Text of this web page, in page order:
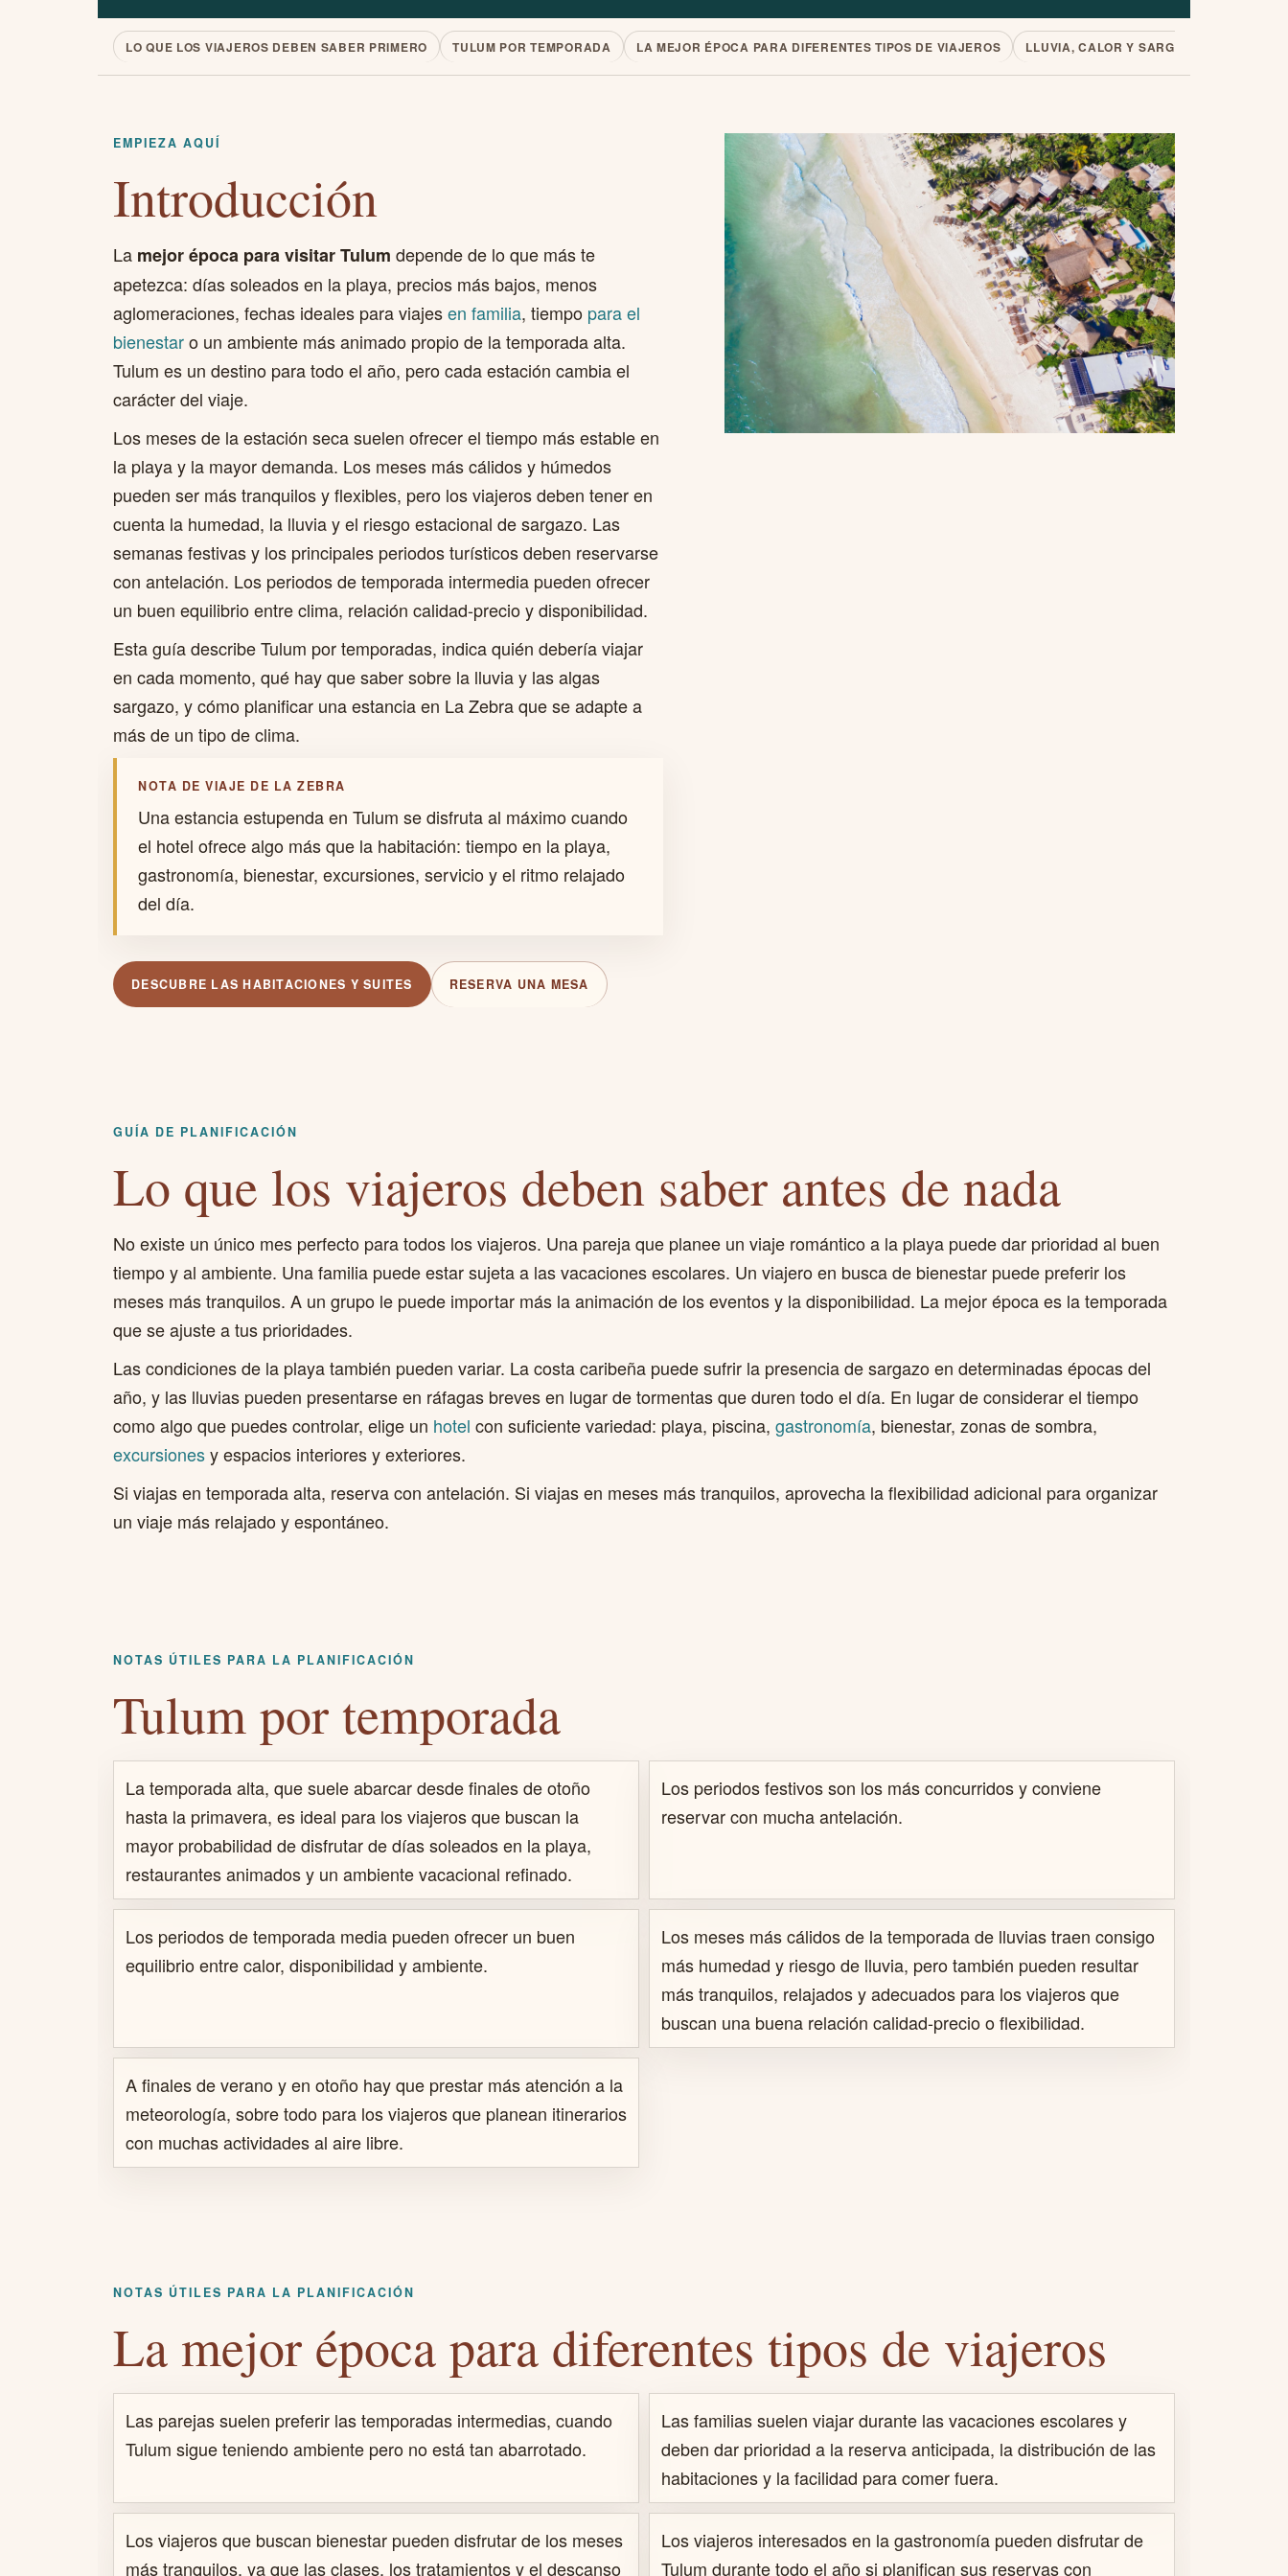
LO QUE LOS VIAJEROS DEBEN SABER PRIMERO TULUM POR TEMPORADA LA MEJOR ÉPOCA PARA DIFERENTES TIPOS DE VIAJEROS LLUVIA, CALOR Y SARGAZO
EMPIEZA AQUÍ
Introducción
La mejor época para visitar Tulum depende de lo que más te
apetezca: días soleados en la playa, precios más bajos, menos
aglomeraciones, fechas ideales para viajesen familia, tiempo para el
bienestaro un ambiente más animado propio de la temporada alta.
Tulum es un destino para todo el año, pero cada estación cambia el
carácter del viaje.
Los meses de la estación seca suelen ofrecer el tiempo más estable en
la playa y la mayor demanda. Los meses más cálidos y húmedos
pueden ser más tranquilos y flexibles, pero los viajeros deben tener en
cuenta la humedad, la lluvia y el riesgo estacional de sargazo. Las
semanas festivas y los principales periodos turísticos deben reservarse
con antelación. Los periodos de temporada intermedia pueden ofrecer
un buen equilibrio entre clima, relación calidad-precio y disponibilidad.
Esta guía describe Tulum por temporadas, indica quién debería viajar
en cada momento, qué hay que saber sobre la lluvia y las algas
sargazo, y cómo planificar una estancia en La Zebra que se adapte a
más de un tipo de clima.
NOTA DE VIAJE DE LA ZEBRA
Una estancia estupenda en Tulum se disfruta al máximo cuando
el hotel ofrece algo más que la habitación: tiempo en la playa,
gastronomía, bienestar, excursiones, servicio y el ritmo relajado
del día.
DESCUBRE LAS HABITACIONES Y SUITES RESERVA UNA MESA
GUÍA DE PLANIFICACIÓN
Lo que los viajeros deben saber antes de nada
No existe un único mes perfecto para todos los viajeros. Una pareja que planee un viaje romántico a la playa puede dar prioridad al buen
tiempo y al ambiente. Una familia puede estar sujeta a las vacaciones escolares. Un viajero en busca de bienestar puede preferir los
meses más tranquilos. A un grupo le puede importar más la animación de los eventos y la disponibilidad. La mejor época es la temporada
que se ajuste a tus prioridades.
Las condiciones de la playa también pueden variar. La costa caribeña puede sufrir la presencia de sargazo en determinadas épocas del
año, y las lluvias pueden presentarse en ráfagas breves en lugar de tormentas que duren todo el día. En lugar de considerar el tiempo
como algo que puedes controlar, elige un hotel con suficiente variedad: playa, piscina, gastronomía, bienestar, zonas de sombra,
excursionesy espacios interiores y exteriores.
Si viajas en temporada alta, reserva con antelación. Si viajas en meses más tranquilos, aprovecha la flexibilidad adicional para organizar
un viaje más relajado y espontáneo.
NOTAS ÚTILES PARA LA PLANIFICACIÓN
Tulum por temporada
La temporada alta, que suele abarcar desde finales de otoño
hasta la primavera, es ideal para los viajeros que buscan la
mayor probabilidad de disfrutar de días soleados en la playa,
restaurantes animados y un ambiente vacacional refinado.
Los periodos festivos son los más concurridos y conviene
reservar con mucha antelación.
Los periodos de temporada media pueden ofrecer un buen
equilibrio entre calor, disponibilidad y ambiente.
Los meses más cálidos de la temporada de lluvias traen consigo
más humedad y riesgo de lluvia, pero también pueden resultar
más tranquilos, relajados y adecuados para los viajeros que
buscan una buena relación calidad-precio o flexibilidad.
A finales de verano y en otoño hay que prestar más atención a la
meteorología, sobre todo para los viajeros que planean itinerarios
con muchas actividades al aire libre.
NOTAS ÚTILES PARA LA PLANIFICACIÓN
La mejor época para diferentes tipos de viajeros
Las parejas suelen preferir las temporadas intermedias, cuando
Tulum sigue teniendo ambiente pero no está tan abarrotado.
Las familias suelen viajar durante las vacaciones escolares y
deben dar prioridad a la reserva anticipada, la distribución de las
habitaciones y la facilidad para comer fuera.
Los viajeros que buscan bienestar pueden disfrutar de los meses
más tranquilos, ya que las clases, los tratamientos y el descanso
Los viajeros interesados en la gastronomía pueden disfrutar de
Tulum durante todo el año si planifican sus reservas con